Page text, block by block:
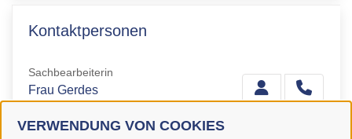
VERWENDUNG VON COOKIES
Kontaktpersonen
Sachbearbeiterin
Frau Gerdes